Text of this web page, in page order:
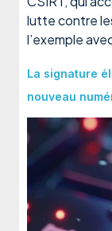
lutte contre
l’exemple
La signature
nouveau